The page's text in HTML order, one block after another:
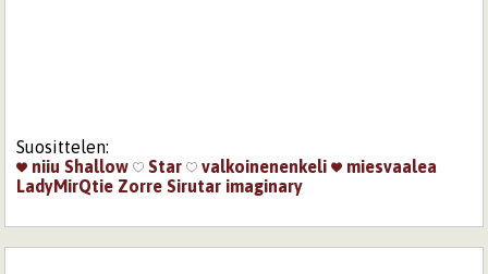
Suosittelen:
niiu Shallow Star valkoinenenkeli
miesvaalea
LadyMirQtie Zorre Sirutar imaginary